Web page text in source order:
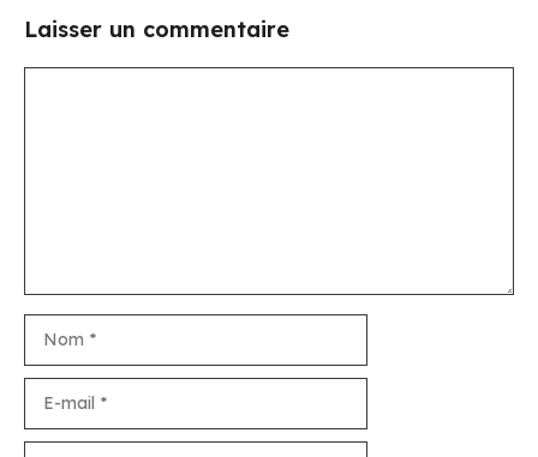
Laisser un commentaire
mail